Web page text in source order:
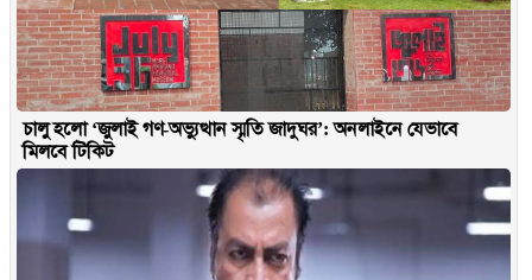
চালু হলো ‘জুলাই গণ-অভ্যুত্থান স্মৃতি জাদুঘর’: অনলাইনে যেভাবে
মিলবে টিকিট